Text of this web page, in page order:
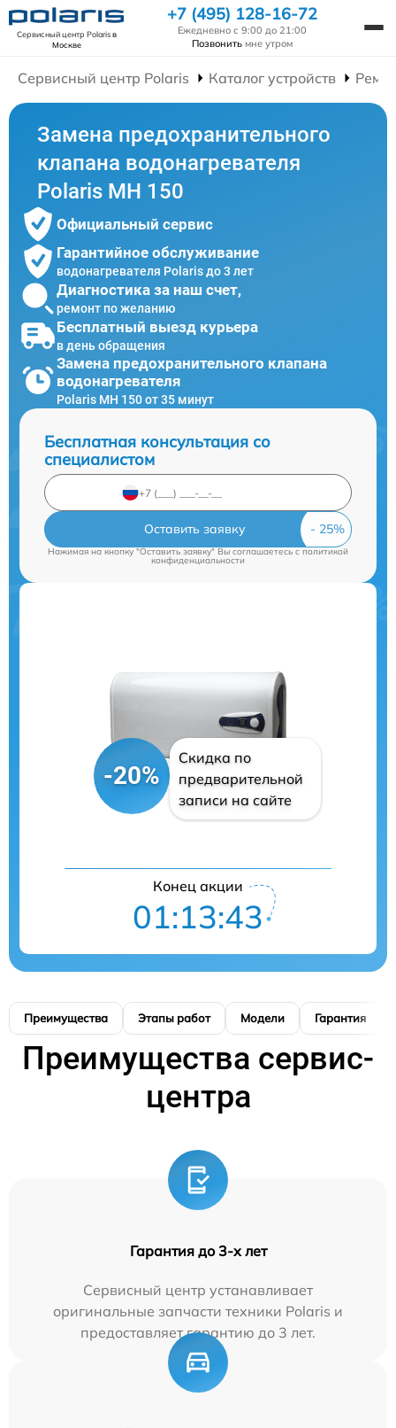
Сервисный центр Polarisв
Москве
+7 (495) 128-16-72
Ежедневно с 9:00 до 21:00
Позвонить мне утром
Сервисный центр Polaris Каталог устройств
Замена предохранительного
клапана водонагревателя
Polaris MH 150
Официальный сервис
Гарантийное обслуживание
водонагревателя Polaris до 3 лет
Диагностика за наш счет,
ремонт по желанию
Бесплатный выезд курьера
в день обращения
Замена предохранительного клапана
водонагревателя
Polaris MH 150 от 35 минут
Бесплатная консультация со
специалистом
Оставить заявку
Нажимая на кнопку "Оставить заявку" Вы соглашаетесь cполитикой
конфиденциальности
-20%
Скидка по
предварительной
записи на сайте
Конец акции
01:13:42
Преимущества Этапы работ Модели Гарантия
Преимущества сервис-
центра
Гарантия до 3-х лет
Сервисный центр устанавливает
оригинальные запчасти техники Polaris и
предоставляет гарантию до 3 лет.